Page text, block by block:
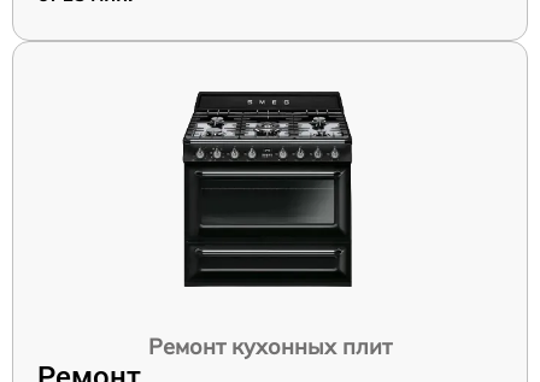
Ремонт кухонных плит